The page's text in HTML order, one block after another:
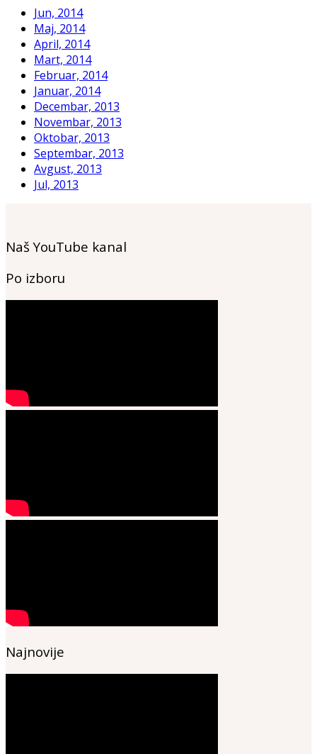
Jun, 2014
Maj, 2014
April, 2014
Mart, 2014
Februar, 2014
Januar, 2014
Decembar, 2013
Novembar, 2013
Oktobar, 2013
Septembar, 2013
Avgust, 2013
Jul, 2013
Naš YouTube kanal
Po izboru
Najnovije